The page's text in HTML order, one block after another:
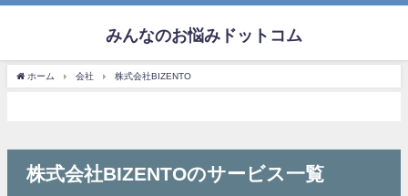
みんなのお悩みドットコム
ホーム 会社 株式会社BIZENTO
株式会社BIZENTOのサービス一覧